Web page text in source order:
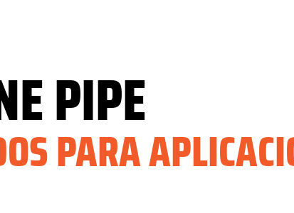
PIPE
PARA